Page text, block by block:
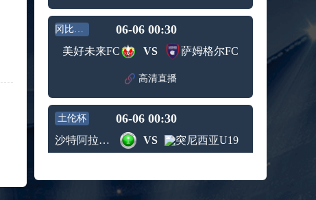
男单第2
轮
标签： 2024年5
月12日
WTA罗
马大师
赛女单
第3轮
托尔莫vs奥斯塔彭科 全场录像回放
标签： 2024年5
WTA罗
赛女单
斯诺克元老斯诺克世锦赛半决赛 伊戈尔-费格雷多vs德拉戈 全场录像回放
标签：
月12日
元老斯
诺克世
锦赛半
决赛
穆纳尔vs诺里 全场录像回放
月12日
ATP罗马
大师赛
男单第2
MSI季中冠军赛胜者组 BLG vs T1 全场录像回放
月12日
冠军赛
KPL春季赛季后赛败者组决赛 重庆狼队 vs 苏州KSG 全场录像回放
冈比亚超 06-06 00:30
美好未来FC VS 萨姆格尔FC
高清直播
土伦杯 06-06 00:30
沙特阿拉伯U19 VS 突尼西亚U19